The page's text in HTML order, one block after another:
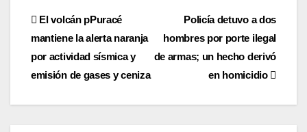
Navegación
de
entradas
Policía detuvo a dos
hombres por porte ilegal
de armas; un hecho derivó
en homicidio
El volcán pPuracé
mantiene la alerta naranja
por actividad sísmica y
emisión de gases y ceniza